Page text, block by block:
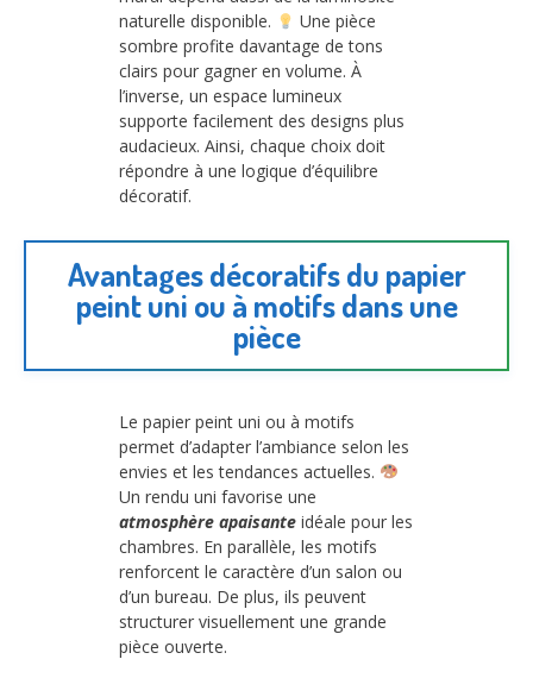
naturelle disponible.
Une pièce
sombre profite davantage de tons
clairs pour gagner en volume. À
l’inverse, un espace lumineux
supporte facilement des designs plus
audacieux. Ainsi, chaque choix doit
répondre à une logique d’équilibre
décoratif.
Avantages décoratifs du papier
peint uni ou à motifs dans une
pièce
Le papier peint uni ou à motifs
permet d’adapter l’ambiance selon les
envies et les tendances actuelles.
Un rendu uni favorise une
atmosphère apaisante idéale pour les
chambres. En parallèle, les motifs
renforcent le caractère d’un salon ou
d’un bureau. De plus, ils peuvent
structurer visuellement une grande
pièce ouverte.